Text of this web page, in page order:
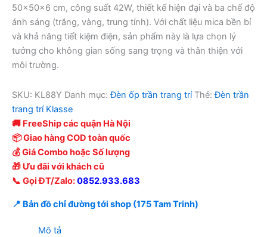
50x50x6 cm, công suất 42W, thiết kế hiện đại và ba chế độ
ánh sáng (trắng, vàng, trung tính). Với chất liệu mica bền bỉ
và khả năng tiết kiệm điện, sản phẩm này là lựa chọn lý
tưởng cho không gian sống sang trọng và thân thiện với
môi trường.
SKU: KL88Y Danh mục:Đèn ốp trần trang trí Thẻ:Đèn trần
trang trí Klasse
🚚 FreeShip các quận Hà Nội
📦 Giao hàng COD toàn quốc
💰 Giá Combo hoặc Số lượng
🎁 Ưu đãi với khách cũ
📞 Gọi ĐT/Zalo:0852.933.683
📍 Bản đồ chỉ đường tới shop (175 Tam Trinh)
Mô tả